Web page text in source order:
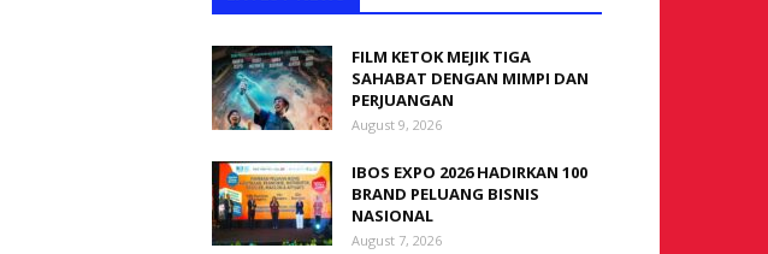
FILM KETOK MEJIK TIGA
SAHABAT DENGAN MIMPI DAN
PERJUANGAN
August 9, 2026
IBOS EXPO 2026 HADIRKAN 100
BRAND PELUANG BISNIS
NASIONAL
August 7, 2026